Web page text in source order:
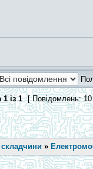
1із1 [ Повідомлень:
»